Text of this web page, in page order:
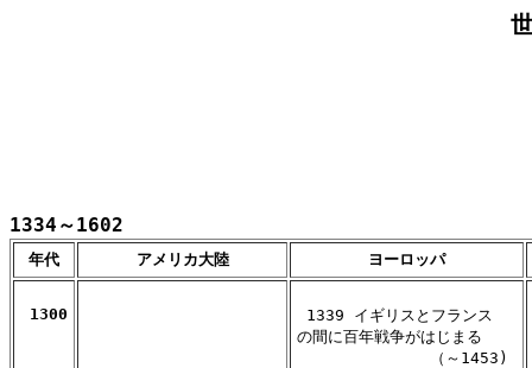
1334～1602
年代 アメリカ大陸 ヨーロッパ
1300
1339 イギリスとフランス
の間に百年戦争がはじまる
              （～1453)